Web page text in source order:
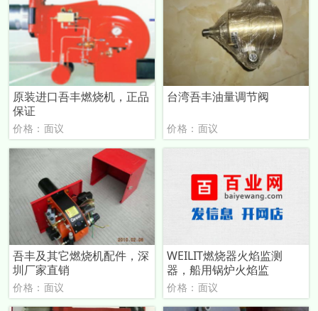
原装进口吾丰燃烧机，正品
保证
价格：面议
台湾吾丰油量调节阀
价格：面议
吾丰及其它燃烧机配件，深
圳厂家直销
价格：面议
WEILIT燃烧器火焰监测
器，船用锅炉火焰监
价格：面议